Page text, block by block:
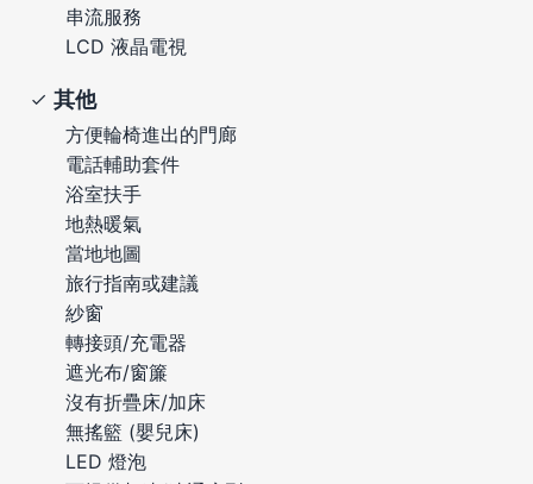
串流服務
LCD 液晶電視
其他
方便輪椅進出的門廊
電話輔助套件
浴室扶手
地熱暖氣
當地地圖
旅行指南或建議
紗窗
轉接頭/充電器
遮光布/窗簾
沒有折疊床/加床
無搖籃 (嬰兒床)
LED 燈泡